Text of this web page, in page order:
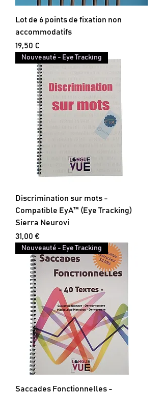
Lot de 6 points de fixation non
accommodatifs
Prix
19,50 €
Nouveauté - Eye Tracking
Discrimination sur mots -
Compatible EyA™ (Eye Tracking)
Sierra Neurovi
Prix
31,00 €
Nouveauté - Eye Tracking
Saccades Fonctionnelles -